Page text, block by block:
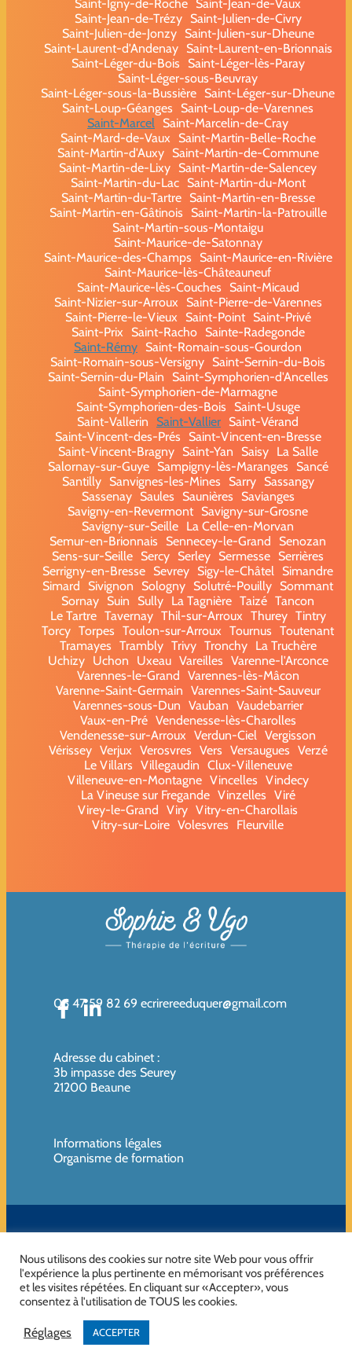
Saint-Igny-de-Roche Saint-Jean-de-Vaux
Saint-Jean-de-Trézy
Saint-Julien-de-Civry
Saint-Julien-de-Jonzy
Saint-Julien-sur-Dheune
Saint-Laurent-d'Andenay
Saint-Laurent-en-Brionnais
Saint-Léger-du-Bois
Saint-Léger-lès-Paray
Saint-Léger-sous-Beuvray
Saint-Léger-sous-la-Bussière Saint-Léger-sur-Dheune
Saint-Loup-Géanges
Saint-Loup-de-Varennes
Saint-Marcel
Saint-Marcelin-de-Cray
Saint-Mard-de-Vaux
Saint-Martin-Belle-Roche
Saint-Martin-d'Auxy
Saint-Martin-de-Commune
Saint-Martin-de-Lixy Saint-Martin-de-Salencey
Saint-Martin-du-Lac
Saint-Martin-du-Mont
Saint-Martin-du-Tartre
Saint-Martin-en-Bresse
Saint-Martin-en-Gâtinois
Saint-Martin-la-Patrouille
Saint-Martin-sous-Montaigu
Saint-Maurice-de-Satonnay
Saint-Maurice-des-Champs
Saint-Maurice-en-Rivière
Saint-Maurice-lès-Châteauneuf
Saint-Maurice-lès-Couches
Saint-Micaud
Saint-Nizier-sur-Arroux
Saint-Pierre-de-Varennes
Saint-Pierre-le-Vieux
Saint-Point
Saint-Privé
Saint-Prix
Saint-Racho
Sainte-Radegonde
Saint-Rémy Saint-Romain-sous-Gourdon
Saint-Romain-sous-Versigny Saint-Sernin-du-Bois
Saint-Sernin-du-Plain
Saint-Symphorien-d'Ancelles
Saint-Symphorien-de-Marmagne
Saint-Symphorien-des-Bois
Saint-Usuge
Saint-Vallerin
Saint-Vallier Saint-Vérand
Saint-Vincent-des-Prés
Saint-Vincent-en-Bresse
Saint-Vincent-Bragny
Saint-Yan Saisy
La Salle
Salornay-sur-Guye
Sampigny-lès-Maranges
Sancé
Santilly
Sanvignes-les-Mines Sarry
Sassangy
Sassenay
Saules Saunières
Savianges
Savigny-en-Revermont Savigny-sur-Grosne
Savigny-sur-Seille La Celle-en-Morvan
Semur-en-Brionnais
Sennecey-le-Grand
Senozan
Sens-sur-Seille Sercy Serley Sermesse Serrières
Serrigny-en-Bresse Sevrey Sigy-le-Châtel
Simandre
Simard
Sivignon Sologny Solutré-Pouilly Sommant
Sornay Suin Sully La Tagnière Taizé Tancon
Le Tartre Tavernay Thil-sur-Arroux Thurey Tintry
Torcy Torpes Toulon-sur-Arroux Tournus Toutenant
Tramayes Trambly Trivy Tronchy
La Truchère
Uchizy
Uchon Uxeau Vareilles Varenne-l'Arconce
Varennes-le-Grand Varennes-lès-Mâcon
Varenne-Saint-Germain Varennes-Saint-Sauveur
Varennes-sous-Dun Vauban Vaudebarrier
Vaux-en-Pré Vendenesse-lès-Charolles
Vendenesse-sur-Arroux Verdun-Ciel Vergisson
Vérissey Verjux Verosvres Vers Versaugues Verzé
Le Villars Villegaudin Clux-Villeneuve
Villeneuve-en-Montagne Vincelles Vindecy
La Vineuse sur Fregande Vinzelles Viré
Virey-le-Grand Viry Vitry-en-Charollais
Vitry-sur-Loire Volesvres Fleurville
06 47 59 82 69 ecrirereeduquer@gmail.com
Adresse du cabinet :
3b impasse des Seurey
21200 Beaune
Informations légales
Organisme de formation
No Result
Nous utilisons des cookies sur notre site Web pour vous offrir
l'expérience la plus pertinente en mémorisant vos préférences
et les visites répétées. En cliquant sur «Accepter», vous
consentez à l'utilisation de TOUS les cookies.
Réglages ACCEPTER